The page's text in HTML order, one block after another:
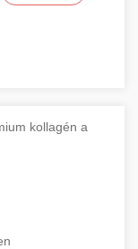
kollagén a